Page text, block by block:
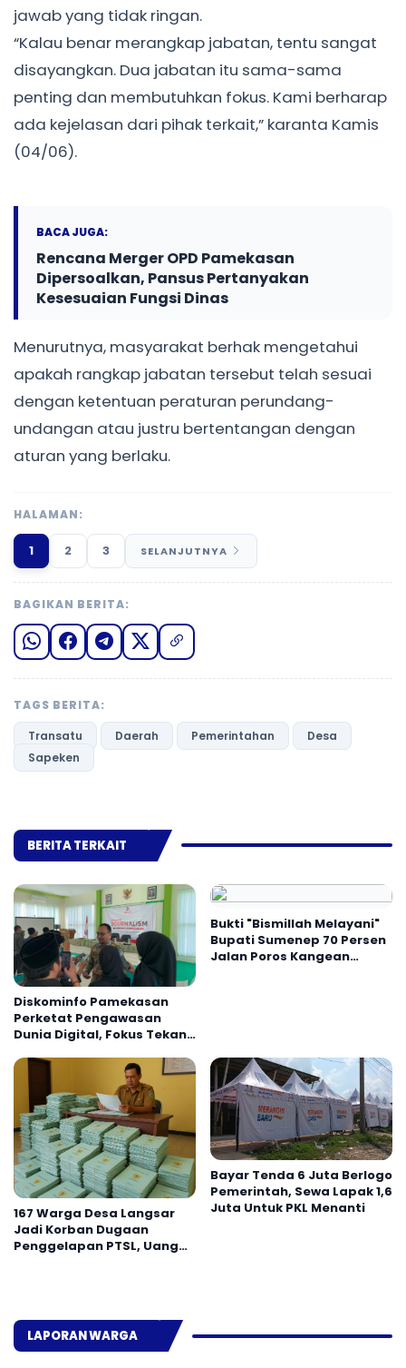
jawab yang tidak ringan.
“Kalau benar merangkap jabatan, tentu sangat
disayangkan. Dua jabatan itu sama-sama
penting dan membutuhkan fokus. Kami berharap
ada kejelasan dari pihak terkait,” karanta Kamis
(04/06).
BACA JUGA:
Rencana Merger OPD Pamekasan
Dipersoalkan, Pansus Pertanyakan
Kesesuaian Fungsi Dinas
Menurutnya, masyarakat berhak mengetahui
apakah rangkap jabatan tersebut telah sesuai
dengan ketentuan peraturan perundang-
undangan atau justru bertentangan dengan
aturan yang berlaku.
HALAMAN:
1 2 3 SELANJUTNYA
BAGIKAN BERITA:
TAGS BERITA:
Transatu
Daerah Pemerintahan
Desa
Sapeken
BERITA TERKAIT
Diskominfo Pamekasan
Perketat Pengawasan
Dunia Digital, Fokus Tekan
Muda
Bukti "Bismillah Melayani"
Bupati Sumenep 70 Persen
Jalan Poros Kangean
167 Warga Desa Langsar
Jadi Korban Dugaan
Penggelapan PTSL, Uang
Bayar Tenda 6 Juta Berlogo
Pemerintah, Sewa Lapak 1,6
Juta Untuk PKL Menanti
LAPORAN WARGA